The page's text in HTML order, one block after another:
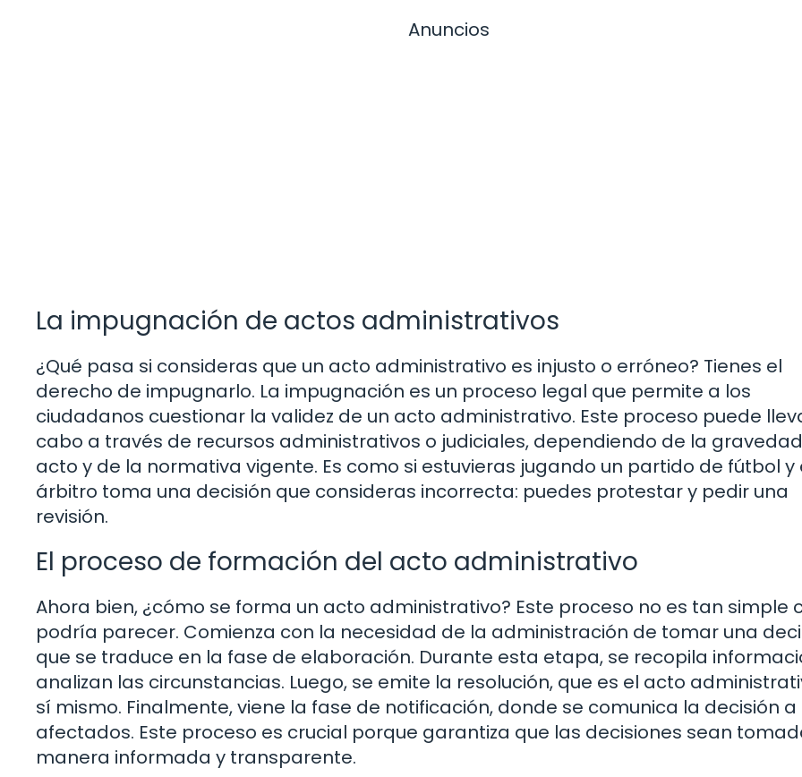
Anuncios
La impugnación de actos administrativos
¿Qué pasa si consideras que un acto administrativo es injusto o erróneo? Tienes el
derecho de impugnarlo. La impugnación es un proceso legal que permite a los
ciudadanos cuestionar la validez de un acto administrativo. Este proceso puede
cabo a través de recursos administrativos o judiciales, dependiendo de la
acto y de la normativa vigente. Es como si estuvieras jugando un partido de fútbol y
árbitro toma una decisión que consideras incorrecta: puedes protestar y pedir una
revisión.
El proceso de formación del acto administrativo
Ahora bien, ¿cómo se forma un acto administrativo? Este proceso no es tan simple
podría parecer. Comienza con la necesidad de la administración de tomar una
que se traduce en la fase de elaboración. Durante esta etapa, se recopila
analizan las circunstancias. Luego, se emite la resolución, que es el acto
sí mismo. Finalmente, viene la fase de notificación, donde se comunica la decisión a
afectados. Este proceso es crucial porque garantiza que las decisiones sean
manera informada y transparente.